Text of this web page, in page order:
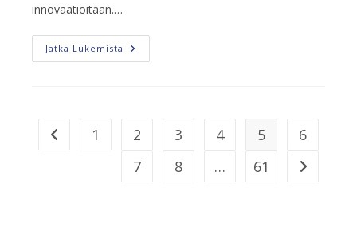
innovaatioitaan.…
Jatka Lukemista Suomalaisyritykset
Esittelevät
Siirry edelliselle sivulle
1 2 3 4 5
6
7
8 … 61 Siirry